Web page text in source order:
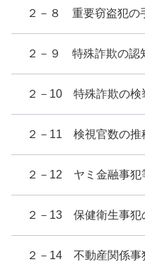
２－８ 重要窃盗犯の
２－９ 特殊詐欺の認
２－10 特殊詐欺の検
２－11 検視官数の推
２－12 ヤミ金融事犯
２－13 保健衛生事犯
２－14 不動産関係事